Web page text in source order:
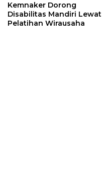
Kemnaker Dorong
Disabilitas Mandiri Lewat
Pelatihan Wirausaha